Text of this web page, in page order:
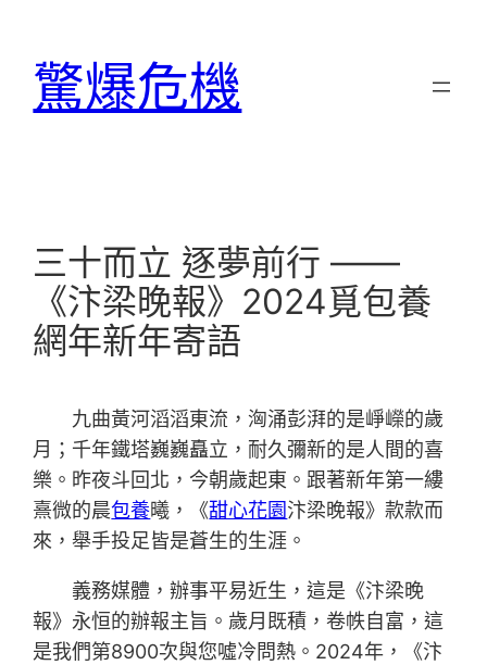
驚爆危機
三十而立 逐夢前行 ​——
《汴梁晚報》2024覓包養
網年新年寄語
九曲黃河滔滔東流，洶涌彭湃的是崢嶸的歲
月；千年鐵塔巍巍矗立，耐久彌新的是人間的喜
樂。昨夜斗回北，今朝歲起東。跟著新年第一縷
熹微的晨包養曦，《甜心花園汴梁晚報》款款而
來，舉手投足皆是蒼生的生涯。
義務媒體，辦事平易近生，這是《汴梁晚
報》永恒的辦報主旨。歲月既積，卷帙自富，這
是我們第8900次與您噓冷問熱。2024年，《汴